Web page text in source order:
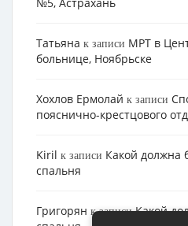
Татьяна к записи МРТ в
больнице, Ноябрьске
Хохлов Ермолай к записи
пояснично-крестцового
Kiril к записи Какой должна
спальня
Григорян к записиКакой